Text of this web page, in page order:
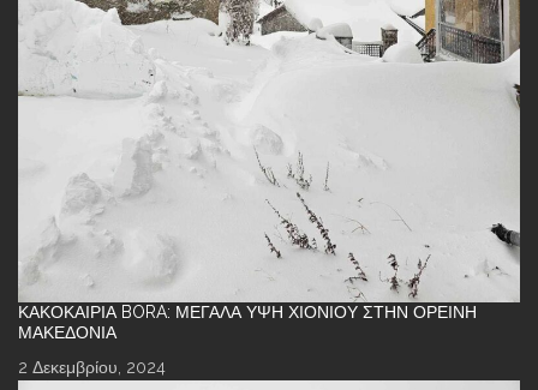
ΚΑΚΟΚΑΙΡΊΑ BORA: ΜΕΓΆΛΑ ΎΨΗ ΧΙΟΝΙΟΎ ΣΤΗΝ ΟΡΕΙΝΉ
ΜΑΚΕΔΟΝΊΑ
2 Δεκεμβρίου, 2024